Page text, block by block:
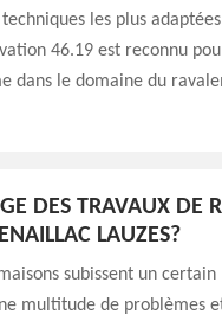
les plus
46.19 est reconnu
dans le domaine du
DES TRAVAUX DE
LAUZES?
subissent un
multitude de problèmes